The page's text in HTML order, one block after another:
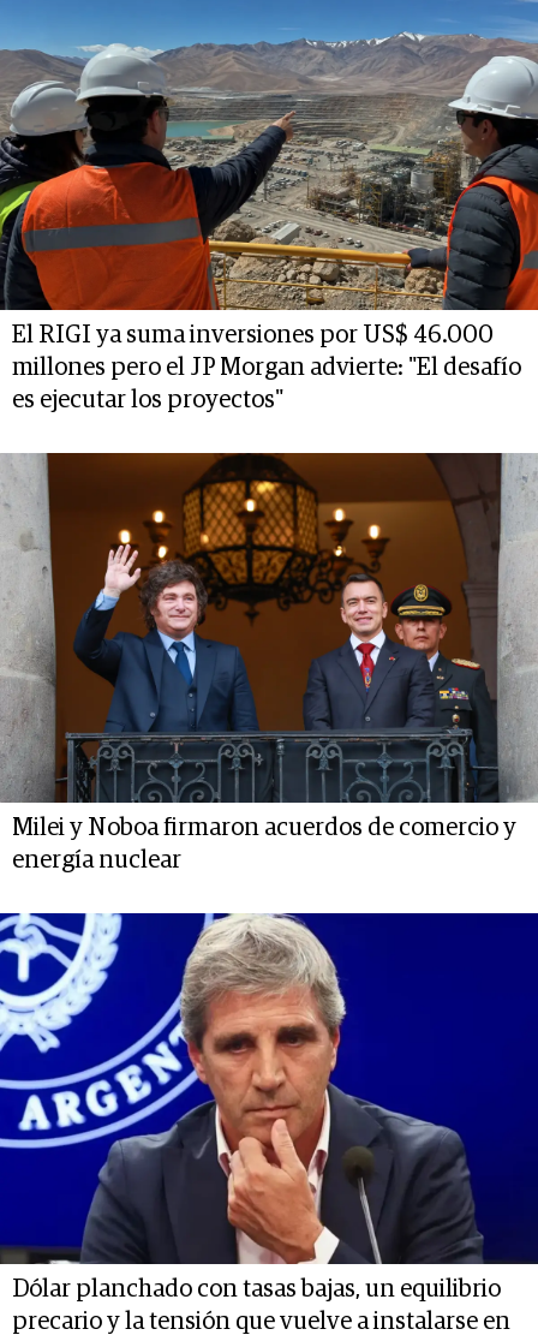
El RIGI ya suma inversiones por US$ 46.000
millones pero el JP Morgan advierte: "El desafío
es ejecutar los proyectos"
Milei y Noboa firmaron acuerdos de comercio y
energía nuclear
Dólar planchado con tasas bajas, un equilibrio
precario y la tensión que vuelve a instalarse en